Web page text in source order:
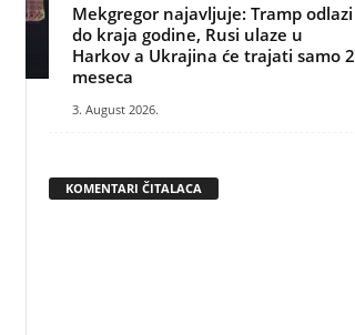
Mekgregor najavljuje: Tramp odlazi
do kraja godine, Rusi ulaze u
Harkov a Ukrajina će trajati samo 2
meseca
3. August 2026.
KOMENTARI ČITALACA